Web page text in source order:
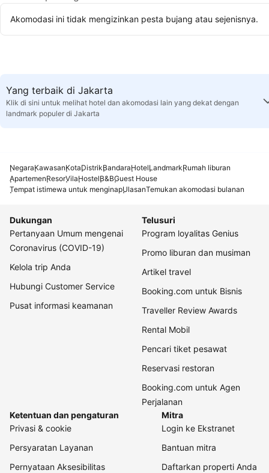
Akomodasi ini tidak mengizinkan pesta bujang atau sejenisnya.
Yang terbaik di Jakarta
Klik di sini untuk melihat hotel dan akomodasi lain yang dekat dengan
landmark populer di Jakarta
NegaraKawasanKotaDistrikBandaraHotelLandmarkRumah liburan
ApartemenResorVilaHostelB&BGuest House
Tempat istimewa untuk menginapUlasanTemukan akomodasi bulanan
Dukungan
Pertanyaan Umum mengenai
Coronavirus (COVID-19)
Kelola trip Anda
Hubungi Customer Service
Pusat informasi keamanan
Telusuri
Program loyalitas Genius
Promo liburan dan musiman
Artikel travel
Booking.com untuk Bisnis
Traveller Review Awards
Rental Mobil
Pencari tiket pesawat
Reservasi restoran
Booking.com untuk Agen
Perjalanan
Ketentuan dan pengaturan
Privasi & cookie
Persyaratan Layanan
Pernyataan Aksesibilitas
Mitra
Login ke Ekstranet
Bantuan mitra
Daftarkan properti Anda